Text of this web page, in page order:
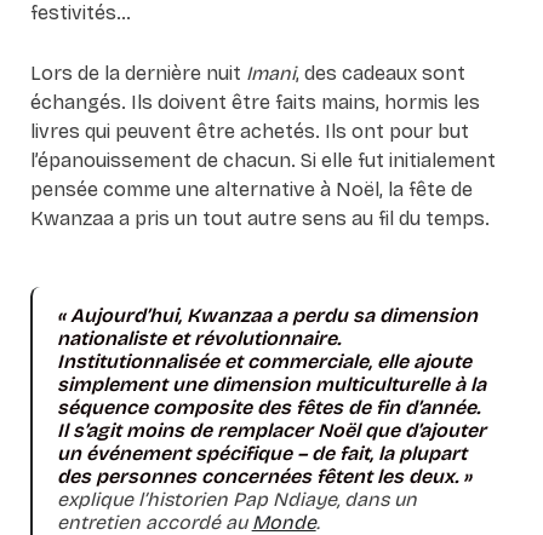
festivités…
Lors de la dernière nuit Imani, des cadeaux sont
échangés. Ils doivent être faits mains, hormis les
livres qui peuvent être achetés. Ils ont pour but
l’épanouissement de chacun. Si elle fut initialement
pensée comme une alternative à Noël, la fête de
Kwanzaa a pris un tout autre sens au fil du temps.
« Aujourd’hui, Kwanzaa a perdu sa dimension
nationaliste et révolutionnaire.
Institutionnalisée et commerciale, elle ajoute
simplement une dimension multiculturelle à la
séquence composite des fêtes de fin d’année.
Il s’agit moins de remplacer Noël que d’ajouter
un événement spécifique – de fait, la plupart
des personnes concernées fêtent les deux. »
explique l’historien Pap Ndiaye, dans un
entretien accordé au Monde.